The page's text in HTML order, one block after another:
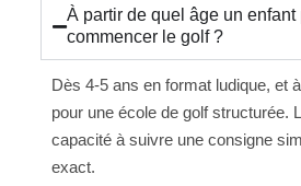
À partir de quel âge un enfant
commencer le golf ?
Dès 4-5 ans en format ludique, et
pour une école de golf structurée.
capacité à suivre une consigne
exact.